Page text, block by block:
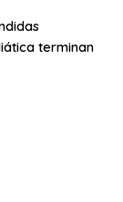
terminan